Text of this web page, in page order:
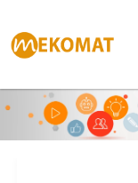
Inhalt
springen